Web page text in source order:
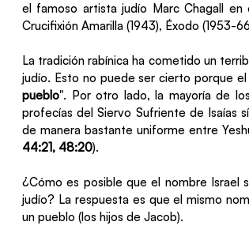
el famoso artista judío Marc Chagall en
Crucifixión Amarilla (1943), Éxodo (1953-
La tradición rabínica ha cometido un
judío. Esto no puede ser cierto porque
pueblo". Por otro lado, la mayoría de
profecías del Siervo Sufriente de Isaías
de manera bastante uniforme entre
44:21, 48:20).
¿Cómo es posible que el nombre
judío? La respuesta es que el mismo
un pueblo (los hijos de Jacob).